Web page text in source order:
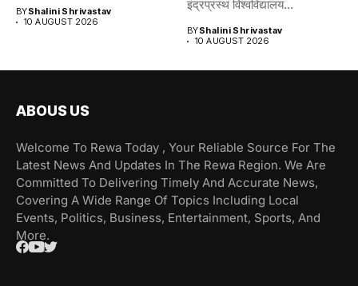
BYShalini Shrivastav
10 AUGUST 2026
इंद्रप्रस्थ विश्वविद्यालय...
BYShalini Shrivastav
10 AUGUST 2026
ABOUS US
Welcome To Rewa Today , Your Reliable Source For The
Latest News And Updates In The Rewa Region. We Are
Committed To Delivering Timely And Accurate News,
Covering A Wide Range Of Topics Including Local
Events, Politics, Business, Entertainment, Sports, And
More.